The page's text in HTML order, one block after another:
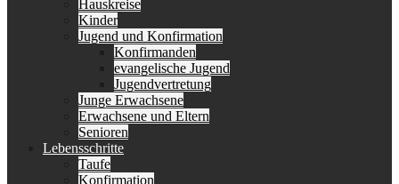
Hauskreise
Kinder
Jugend und Konfirmation
Konfirmanden
evangelische Jugend
Jugendvertretung
Junge Erwachsene
Erwachsene und Eltern
Senioren
Lebensschritte
Taufe
Konfirmation